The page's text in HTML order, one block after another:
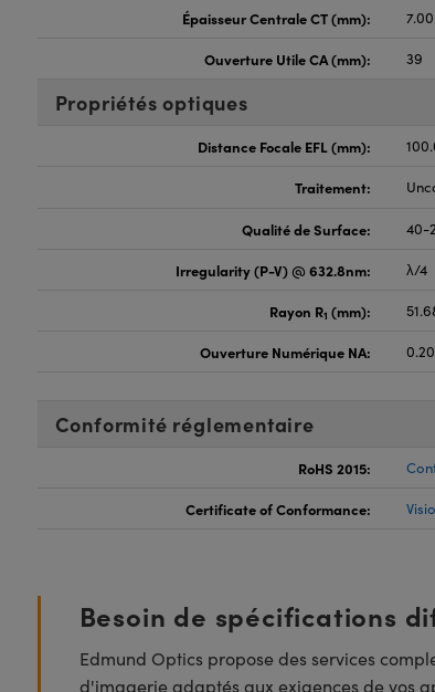
Épaisseur Centrale CT (mm):
Ouverture Utile CA (mm): 39
Propriétés optiques
Distance Focale EFL (mm):
Traitement:
Qualité de Surface: 40-
Irregularity (P-V) @ 632.8nm: λ/4
Rayon R1 (mm):
Ouverture Numérique NA: 0.20
Conformité réglementaire
RoHS 2015:
Certificate of Conformance:
Besoin de spécifications
Edmund Optics propose des services
d'imagerie adaptés aux exigences de vos